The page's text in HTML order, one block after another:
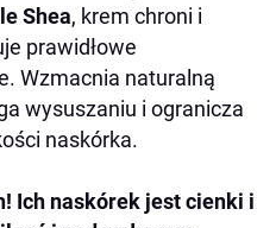
Shea, krem chroni i
prawidłowe
Wzmacnia naturalną
wysuszaniu i ogranicza
naskórka.
Ich naskórek jest cienki i